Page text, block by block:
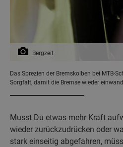
Bergzeit
Das Sprezien der Bremskolben bei MTB-
Sorgfalt, damit die Bremse wieder
Musst Du etwas mehr Kraft
wieder zurückzudrücken oder
stark einseitig abgefahren,